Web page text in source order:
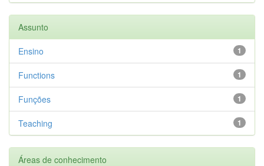
Assunto
1
Ensino
1
Functions
1
Funções
1
Teaching
Áreas de conhecimento